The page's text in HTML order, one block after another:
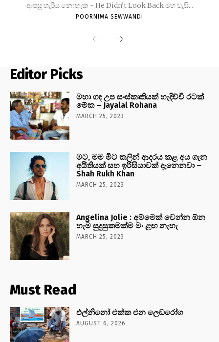
ආපසු හැරිය නොහැක - He Didn’t Look Back මහ වැසි...
POORNIMA SEWWANDI
Editor Picks
මහා ගඳ උප සංස්කෘතියක් හැදිච්චි රටක්
මේක – Jayalal Rohana
MARCH 25, 2023
මට, මම මීට කලින් ආදරය කළ අය ගැන
අයිතියක් සහ ඉරිසියාවක් දැනෙනවා –
Shah Rukh Khan
MARCH 25, 2023
Angelina Jolie : අම්මෙක් වෙන්න ඕන
හැම සුදුසුකමක්ම මං ළඟ නැහැ
MARCH 25, 2023
Must Read
එල්නිනෝ එක්ක එන ලෙඩරෝග
AUGUST 6, 2026